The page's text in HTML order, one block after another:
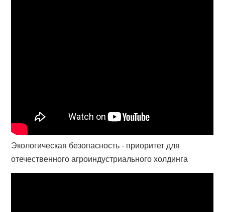
Экологическая безопасность - приоритет для
отечественного агроиндустриального холдинга